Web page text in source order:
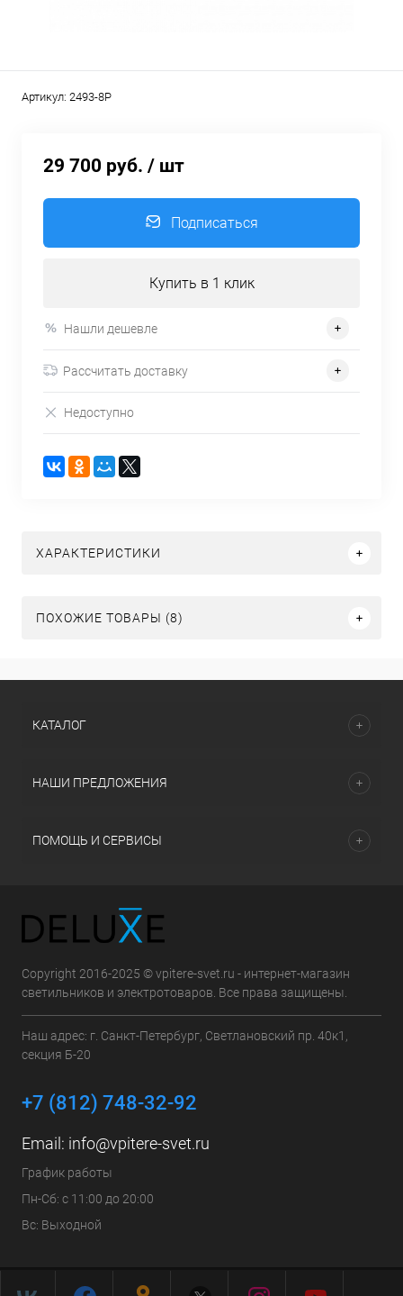
Артикул: 2493-8P
29 700 руб. / шт
Подписаться
Купить в 1 клик
Нашли дешевле
Рассчитать доставку
Недоступно
ХАРАКТЕРИСТИКИ
ПОХОЖИЕ ТОВАРЫ (8)
КАТАЛОГ
НАШИ ПРЕДЛОЖЕНИЯ
ПОМОЩЬ И СЕРВИСЫ
Copyright 2016-2025 © vpitere-svet.ru - интернет-магазин
светильников и электротоваров. Все права защищены.
Наш адрес: г. Санкт-Петербург, Светлановский пр. 40к1,
секция Б-20
+7 (812) 748-32-92
Email: info@vpitere-svet.ru
График работы
Пн-Сб: с 11:00 до 20:00
Вс: Выходной